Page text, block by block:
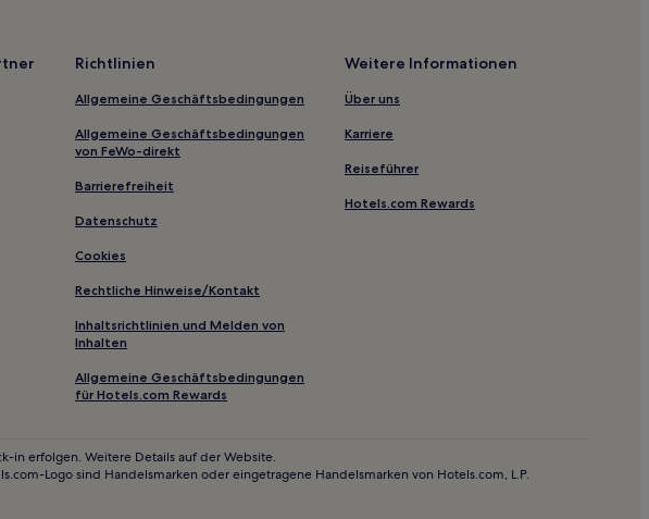
Richtlinien
Allgemeine Geschäftsbedingungen
Allgemeine Geschäftsbedingungen
von FeWo-direkt
Barrierefreiheit
Datenschutz
Cookies
Rechtliche Hinweise/Kontakt
Inhaltsrichtlinien und Melden von
Inhalten
Allgemeine Geschäftsbedingungen
für Hotels.com Rewards
Weitere Informationen
Über uns
Karriere
Reiseführer
Hotels.com Rewards
in erfolgen. Weitere Details auf der Website.
Logo sind Handelsmarken oder eingetragene Handelsmarken von Hotels.com, L.P.